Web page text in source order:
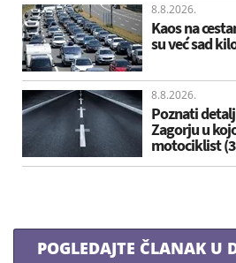
8.8.2026.
Kaos na
su već sad
8.8.2026.
Poznati
Zagorju u
motociklist
POGLEDAJTE ČLANAK U